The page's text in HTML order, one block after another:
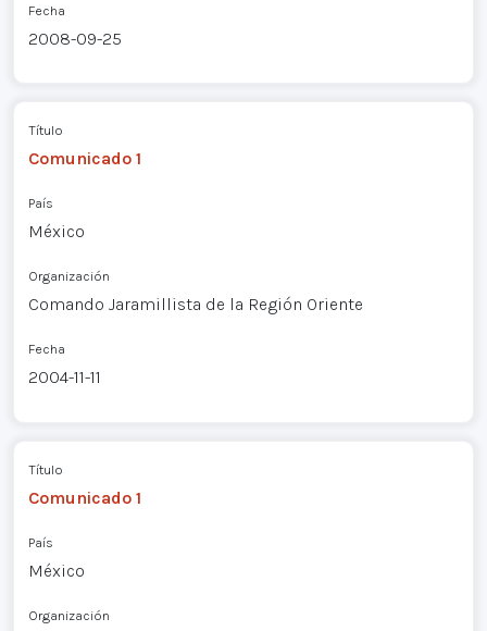
Fecha
2008-09-25
Título
Comunicado 1
País
México
Organización
Comando Jaramillista de la Región Oriente
Fecha
2004-11-11
Título
Comunicado 1
País
México
Organización